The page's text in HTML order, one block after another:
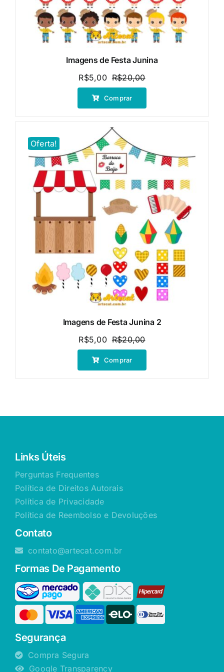
Imagens de Festa Junina
R$20,00O
preço
era:
R$5,00
O
preço
é:
Comprar
Oferta!
Imagens de Festa Junina 2
R$20,00O
preço
era:
R$5,00
O
preço
é:
Comprar
Links Úteis
Perguntas Frequentes
Política de Direitos Autorais
Política de Privacidade
Política de Reembolso e Devoluções
Contato
contato@artecat.com.br
Formas De Pagamento
Segurança
Compra Segura
Google Transparency